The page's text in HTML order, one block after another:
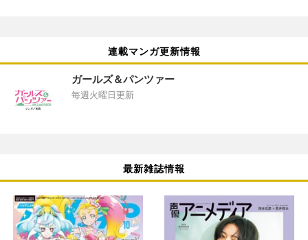
連載マンガ更新情報
ガールズ＆パンツァー
毎週火曜日更新
最新雑誌情報